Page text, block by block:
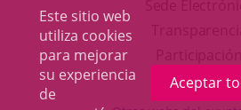
Este sitio web
utiliza cookies
para mejorar
su experiencia
de
Aceptar